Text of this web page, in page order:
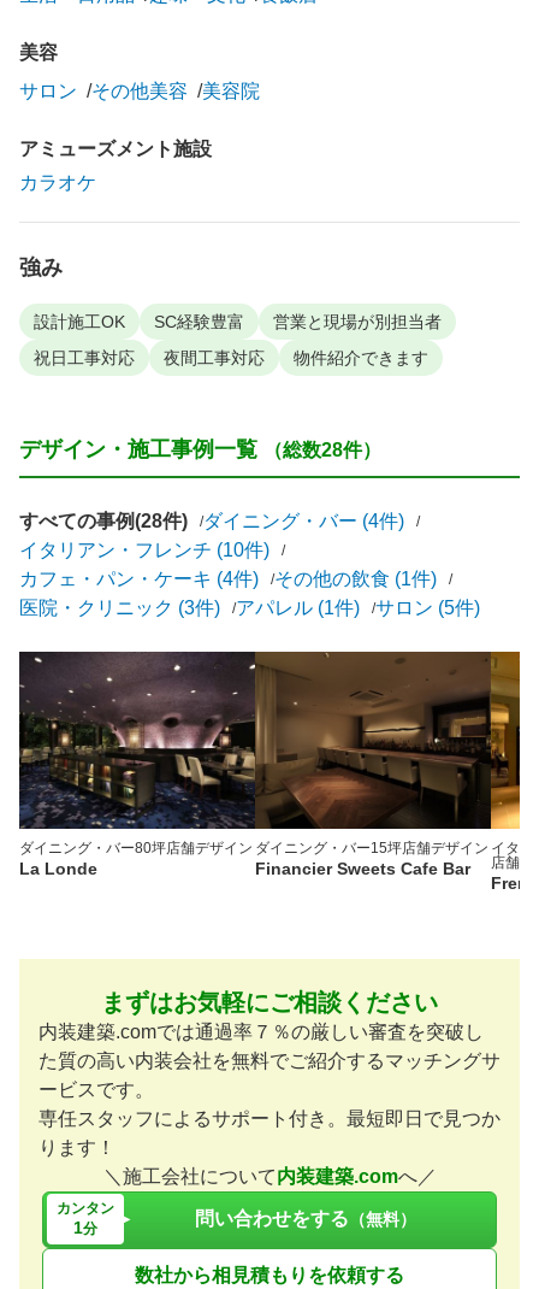
美容
サロン
その他美容 美容院
アミューズメント施設
カラオケ
強み
設計施工OK SC経験豊富
営業と現場が別担当者
祝日工事対応
夜間工事対応 物件紹介できます
デザイン・施工事例一覧 （総数28件）
すべての事例(28件)
ダイニング・バー (4件)
イタリアン・フレンチ (10件)
カフェ・パン・ケーキ (4件)
その他の飲食 (1件)
医院・クリニック (3件)
アパレル (1件) サロン (5件)
ダイニング・バー80坪店舗デザイン
La Londe
ダイニング・バー15坪店舗デザイン
Financier Sweets Cafe Bar
イタリ
店舗デ
まずはお気軽にご相談ください
内装建築.comでは通過率７％の厳しい審査を突破し
た質の高い内装会社を無料でご紹介するマッチングサ
ービスです。
専任スタッフによるサポート付き。最短即日で見つか
ります！
＼施工会社について内装建築.comへ／
カンタン
1分 問い合わせをする （無料）
数社から相見積もりを依頼する